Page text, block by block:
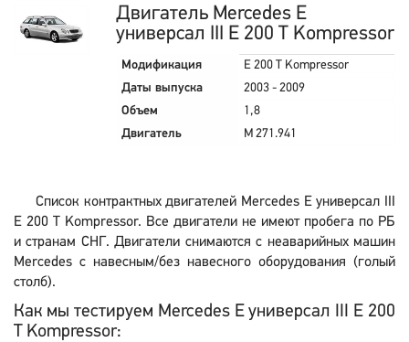
Двигатель Mercedes E
универсал III E 200 T Kompressor
Модификация
E 200 T Kompressor
Даты выпуска
2003 - 2009
Объем
1,8
Двигатель
M 271.941
Список контрактных двигателей Mercedes E универсал III
E 200 T Kompressor. Все двигатели не имеют пробега по РБ
и странам СНГ. Двигатели снимаются с неаварийных машин
Mercedes с навесным/без навесного оборудования (голый
столб).
Как мы тестируем Mercedes E универсал III E 200
T Kompressor: